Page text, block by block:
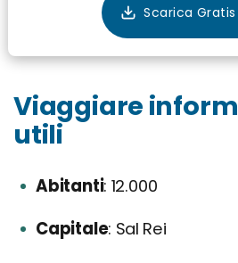
Viaggiare
utili
Abitanti 12.000
Capitale Sal Rei